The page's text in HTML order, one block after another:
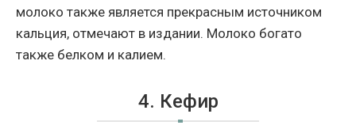
молоко также является прекрасным источником
кальция, отмечают в издании. Молоко богато
также белком и калием.
4. Кефир